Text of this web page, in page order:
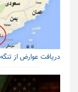
دریافت عوارض از